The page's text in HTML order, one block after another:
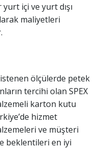
içi ve yurt dışı
maliyetleri
ölçülerde petek
tercihi olan SPEX
karton kutu
hizmet
ve müşteri
beklentileri en iyi